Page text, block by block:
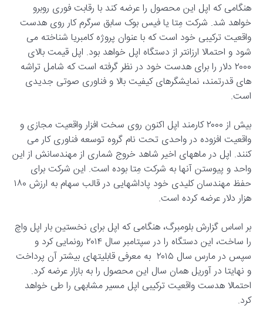
هنگامی که اپل این محصول را عرضه کند با رقابت فوری روبرو
خواهد شد. شرکت مِتا یا فیس بوک سابق سرگرم کار روی هدست
واقعیت ترکیبی خود است که با عنوان پروژه کامبریا شناخته می
شود و احتمالا ارزانتر از دستگاه اپل خواهد بود. اپل قیمت بالای
۲۰۰۰ دلار را برای هدست خود در نظر گرفته است که شامل تراشه
های قدرتمند، نمایشگرهای کیفیت بالا و فناوری صوتی جدیدی
است.
بیش از ۲۰۰۰ کارمند اپل اکنون روی سخت افزار واقعیت مجازی و
واقعیت افزوده در واحدی تحت نام گروه توسعه فناوری کار می
کنند. اپل در ماههای اخیر شاهد خروج شماری از مهندسانش از این
واحد و پیوستن آنها به شرکت مِتا بوده است. این شرکت برای
حفظ مهندسان کلیدی خود پاداشهایی در قالب سهام به ارزش ۱۸۰
هزار دلار عرضه کرده است.
بر اساس گزارش بلومبرگ، هنگامی که اپل برای نخستین بار اپل واچ
را ساخت، این دستگاه را در سپتامبر سال ۲۰۱۴ رونمایی کرد و
سپس در مارس سال ۲۰۱۵ به معرفی قابلیتهای بیشتر آن پرداخت
و نهایتا در آوریل همان سال این محصول را به بازار عرضه کرد.
احتمالا هدست واقعیت ترکیبی اپل مسیر مشابهی را طی خواهد
کرد.